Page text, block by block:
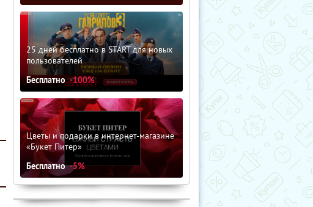
25 дней бесплатно в START для новых
пользователей
Бесплатно -100%
Цветы и подарки в интернет-магазине
«Букет Питер»
Бесплатно -5%